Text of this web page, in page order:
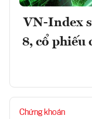
VN-Index
8, cổ phiếu
Chứng khoán